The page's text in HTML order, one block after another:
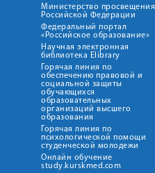
Министерство просвещения
Российской Федерации
Федеральный портал
«Российское образование»
Научная электронная
библиотека Elibrary
Горячая линия по
обеспечению правовой и
социальной защиты
обучающихся
образовательных
организаций высшего
образования
Горячая линия по
психологической помощи
студенческой молодежи
Онлайн обучение
study.kurskmed.com